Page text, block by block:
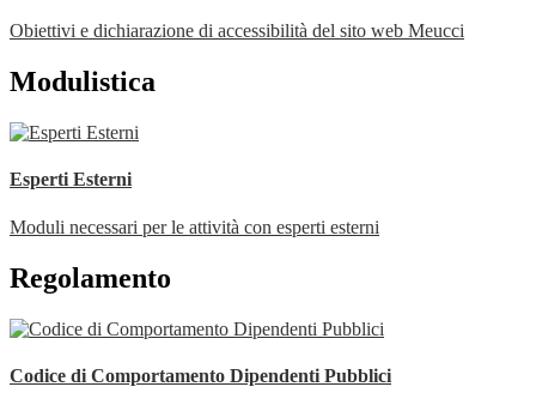
Obiettivi e dichiarazione di accessibilità del sito web Meucci
Modulistica
Esperti Esterni
Moduli necessari per le attività con esperti esterni
Regolamento
Codice di Comportamento Dipendenti Pubblici